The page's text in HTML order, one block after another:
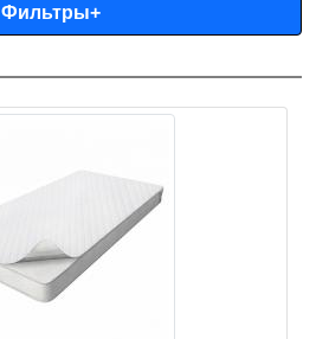
Фильтры+